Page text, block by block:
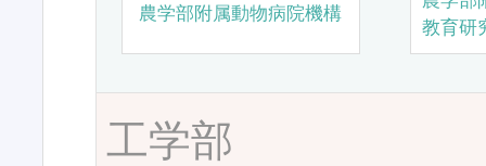
農学部附属動物病院機構
教育研
工学部